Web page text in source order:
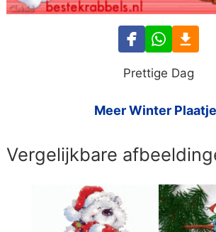
Prettige Dag
Meer Winter
Vergelijkbare